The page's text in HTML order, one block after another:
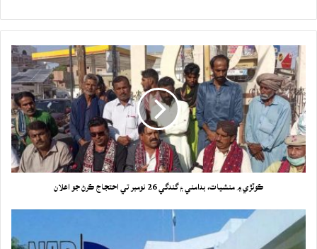
ڪوٽڙي ۾ منشيات، بدامني ۽ گندگي 26 نومبر تي احتجاج ڪرڻ جو اعلان